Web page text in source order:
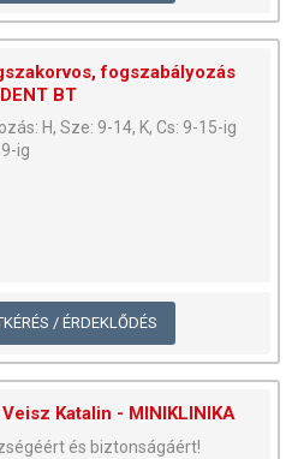
fogszabályozás
BT
H, Sze: 9-14, K, Cs: 9-15-ig
ig
/ ÉRDEKLŐDÉS
Katalin - MINIKLINIKA
és biztonságáért!